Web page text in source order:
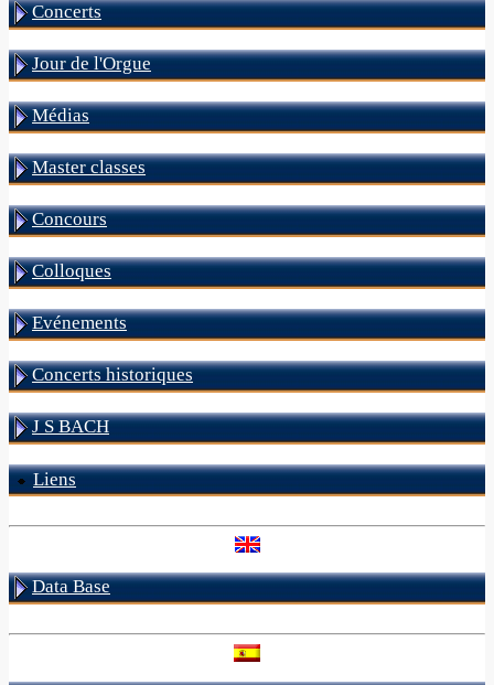
Concerts
Jour de l'Orgue
Médias
Master classes
Concours
Colloques
Evénements
Concerts historiques
J S BACH
Liens
Data Base